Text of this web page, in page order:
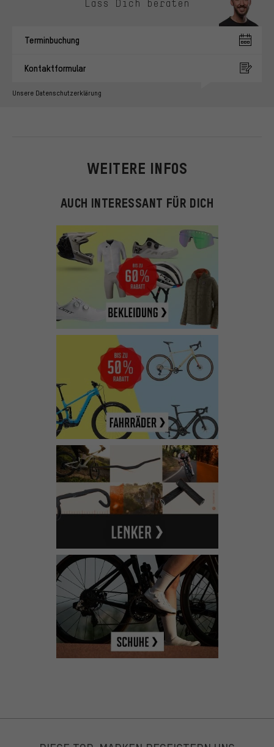
Lass Dich beraten
Terminbuchung
Kontaktformular
Unsere Datenschutzerklärung
WEITERE INFOS
AUCH INTERESSANT FÜR DICH